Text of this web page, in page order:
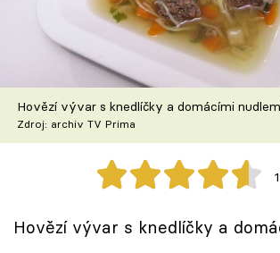
TV Program
Škola vaření
Recepty z TV
Speciál: Cuketa
Těhotnej kuchař
Sledujte prima+
Hovězí vývar s knedlíčky a domácími
Zdroj: archiv TV Prima
Hovězí vývar s knedlíčky a